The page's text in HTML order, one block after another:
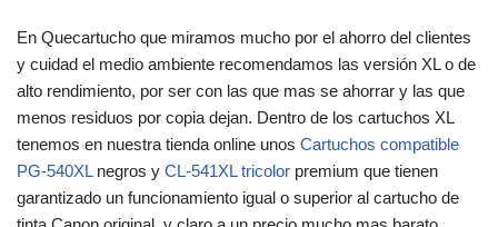
En Quecartucho que miramos mucho por el ahorro del clientes
y cuidad el medio ambiente recomendamos las versión XL o de
alto rendimiento, por ser con las que mas se ahorrar y las que
menos residuos por copia dejan. Dentro de los cartuchos XL
tenemos en nuestra tienda online unos Cartuchos compatible
PG-540XLnegros y CL-541XL tricolor premium que tienen
garantizado un funcionamiento igual o superior al cartucho de